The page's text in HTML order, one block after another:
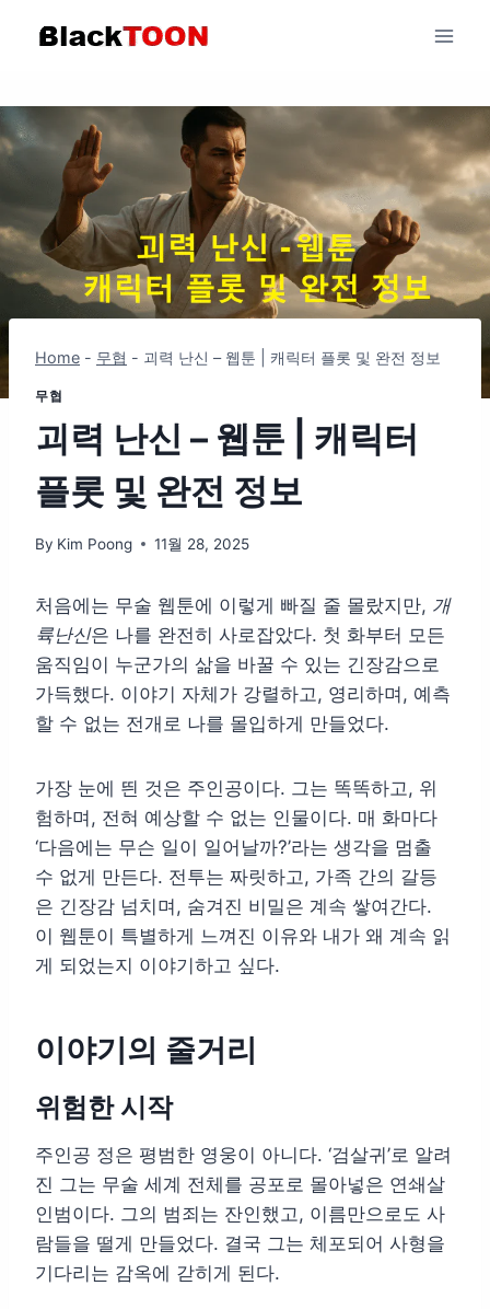
Home - 무협 - 괴력 난신 – 웹툰 | 캐릭터 플롯 및 완전 정보
무협
괴력 난신 – 웹툰 | 캐릭터
플롯 및 완전 정보
By Kim Poong 11월 28, 2025
처음에는 무술 웹툰에 이렇게 빠질 줄 몰랐지만, 개
륙난신은 나를 완전히 사로잡았다. 첫 화부터 모든
움직임이 누군가의 삶을 바꿀 수 있는 긴장감으로
가득했다. 이야기 자체가 강렬하고, 영리하며, 예측
할 수 없는 전개로 나를 몰입하게 만들었다.
가장 눈에 띈 것은 주인공이다. 그는 똑똑하고, 위
험하며, 전혀 예상할 수 없는 인물이다. 매 화마다
‘다음에는 무슨 일이 일어날까?’라는 생각을 멈출
수 없게 만든다. 전투는 짜릿하고, 가족 간의 갈등
은 긴장감 넘치며, 숨겨진 비밀은 계속 쌓여간다.
이 웹툰이 특별하게 느껴진 이유와 내가 왜 계속 읽
게 되었는지 이야기하고 싶다.
이야기의 줄거리
위험한 시작
주인공 정은 평범한 영웅이 아니다. ‘검살귀’로 알려
진 그는 무술 세계 전체를 공포로 몰아넣은 연쇄살
인범이다. 그의 범죄는 잔인했고, 이름만으로도 사
람들을 떨게 만들었다. 결국 그는 체포되어 사형을
기다리는 감옥에 갇히게 된다.